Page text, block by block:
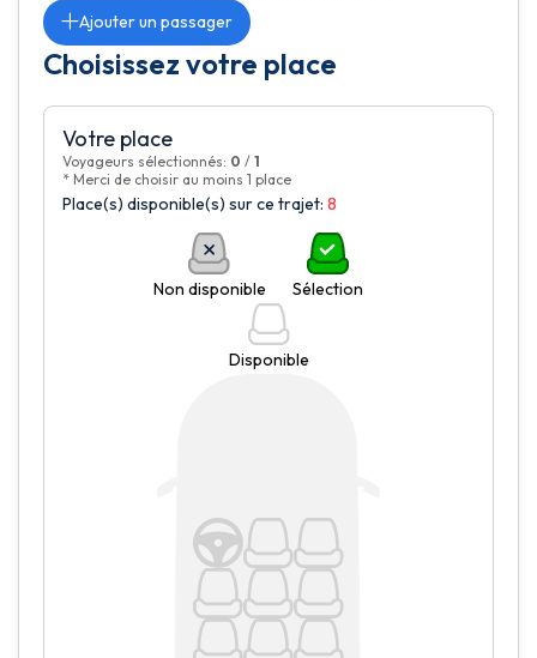
Ajouter un passager
Choisissez votre place
Votre place
Voyageurs sélectionnés: 0 / 1
* Merci de choisir au moins 1 place
Place(s) disponible(s) sur ce trajet: 8
Non disponible Sélection
Disponible